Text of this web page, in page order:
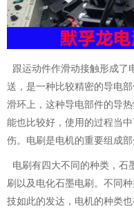
跟运动件作滑动接触形成了
送，是一种比较精密的导电
滑环上，这种导电部件的导
能也比较好，使用的过程当
伤。电刷是电机的重要组成
电刷有四大不同的种类，石
刷以及电化石墨电刷。不同
技如此的发达，电机的种类